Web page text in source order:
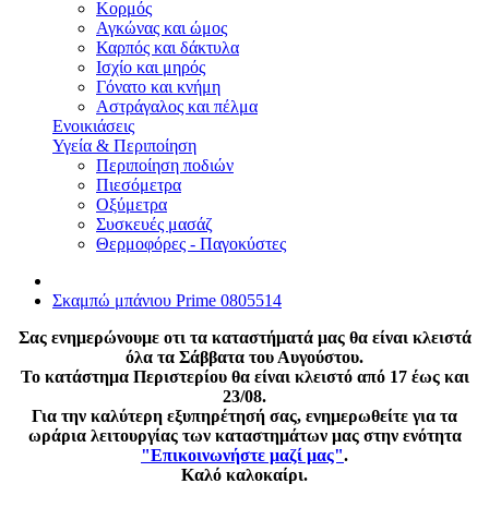
Κορμός
Αγκώνας και ώμος
Καρπός και δάκτυλα
Ισχίο και μηρός
Γόνατο και κνήμη
Αστράγαλος και πέλμα
Ενοικιάσεις
Υγεία & Περιποίηση
Περιποίηση ποδιών
Πιεσόμετρα
Οξύμετρα
Συσκευές μασάζ
Θερμοφόρες - Παγοκύστες
Σκαμπώ μπάνιου Prime 0805514
Σας ενημερώνουμε οτι τα καταστήματά μας θα είναι κλειστά
όλα τα Σάββατα του Αυγούστου.
Το κατάστημα Περιστερίου θα είναι κλειστό από 17 έως και
23/08.
Για την καλύτερη εξυπηρέτησή σας, ενημερωθείτε για τα
ωράρια λειτουργίας των καταστημάτων μας στην ενότητα
"Επικοινωνήστε μαζί μας".
Καλό καλοκαίρι.